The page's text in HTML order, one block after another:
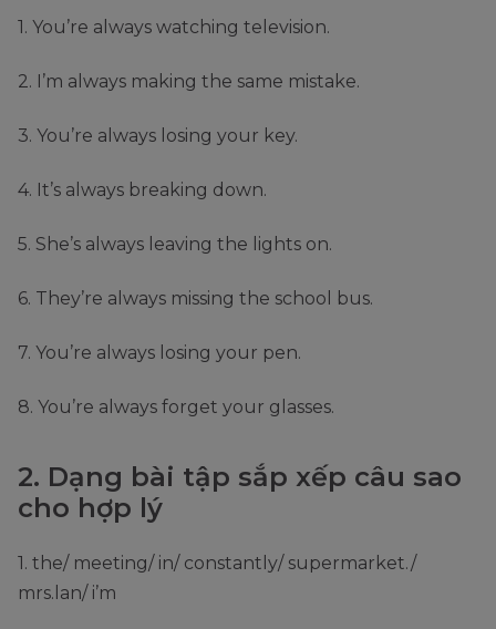
1. You’re always watching television.
2. I’m always making the same mistake.
3. You’re always losing your key.
4. It’s always breaking down.
5. She’s always leaving the lights on.
6. They’re always missing the school bus.
7. You’re always losing your pen.
8. You’re always forget your glasses.
2. Dạng bài tập sắp xếp câu sao
cho hợp lý
1. the/ meeting/ in/ constantly/ supermarket./
mrs.lan/ i’m